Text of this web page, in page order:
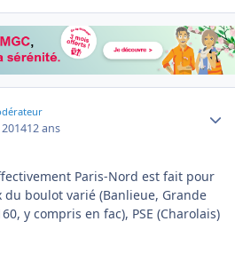
12 ans
Paris-Nord est fait pour
boulot varié (Banlieue, Grande
y compris en fac), PSE (Charolais)